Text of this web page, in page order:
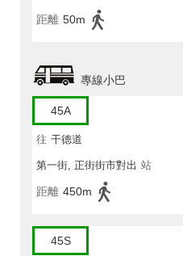
距離 50m
專線小巴
45A
往 干德道
第一街, 正街街市對出 站
距離 450m
45S